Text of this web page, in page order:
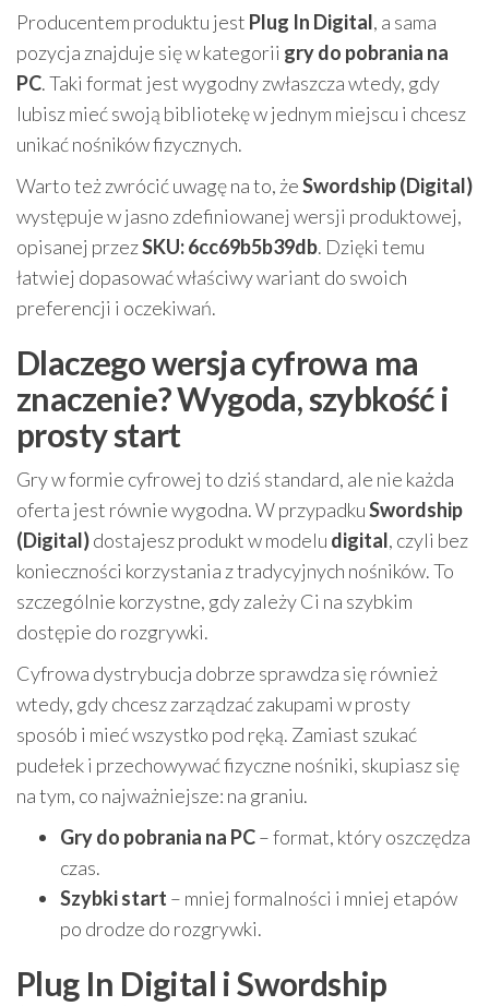
Producentem produktu jest Plug In Digital, a sama
pozycja znajduje się w kategorii gry do pobrania na
PC. Taki format jest wygodny zwłaszcza wtedy, gdy
lubisz mieć swoją bibliotekę w jednym miejscu i chcesz
unikać nośników fizycznych.
Warto też zwrócić uwagę na to, żeSwordship (Digital)
występuje w jasno zdefiniowanej wersji produktowej,
opisanej przezSKU: 6cc69b5b39db. Dzięki temu
łatwiej dopasować właściwy wariant do swoich
preferencji i oczekiwań.
Dlaczego wersja cyfrowa ma
znaczenie? Wygoda, szybkość i
prosty start
Gry w formie cyfrowej to dziś standard, ale nie każda
oferta jest równie wygodna. W przypadkuSwordship
(Digital)dostajesz produkt w modelu digital, czyli bez
konieczności korzystania z tradycyjnych nośników. To
szczególnie korzystne, gdy zależy Ci na szybkim
dostępie do rozgrywki.
Cyfrowa dystrybucja dobrze sprawdza się również
wtedy, gdy chcesz zarządzać zakupami w prosty
sposób i mieć wszystko pod ręką. Zamiast szukać
pudełek i przechowywać fizyczne nośniki, skupiasz się
na tym, co najważniejsze: na graniu.
Gry do pobrania na PC– format, który oszczędza
czas.
Szybki start – mniej formalności i mniej etapów
po drodze do rozgrywki.
Plug In Digital i Swordship